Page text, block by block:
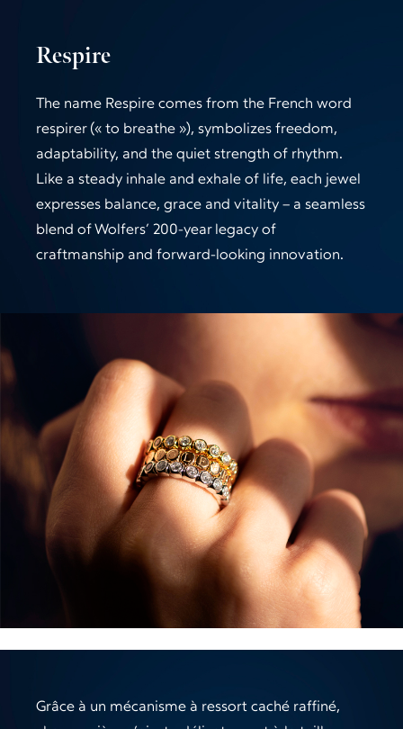
Respire
The name Respire comes from the French word
respirer (« to breathe »), symbolizes freedom,
adaptability, and the quiet strength of rhythm.
Like a steady inhale and exhale of life, each jewel
expresses balance, grace and vitality – a seamless
blend of Wolfers’ 200-year legacy of
craftmanship and forward-looking innovation.
Grâce à un mécanisme à ressort caché raffiné,